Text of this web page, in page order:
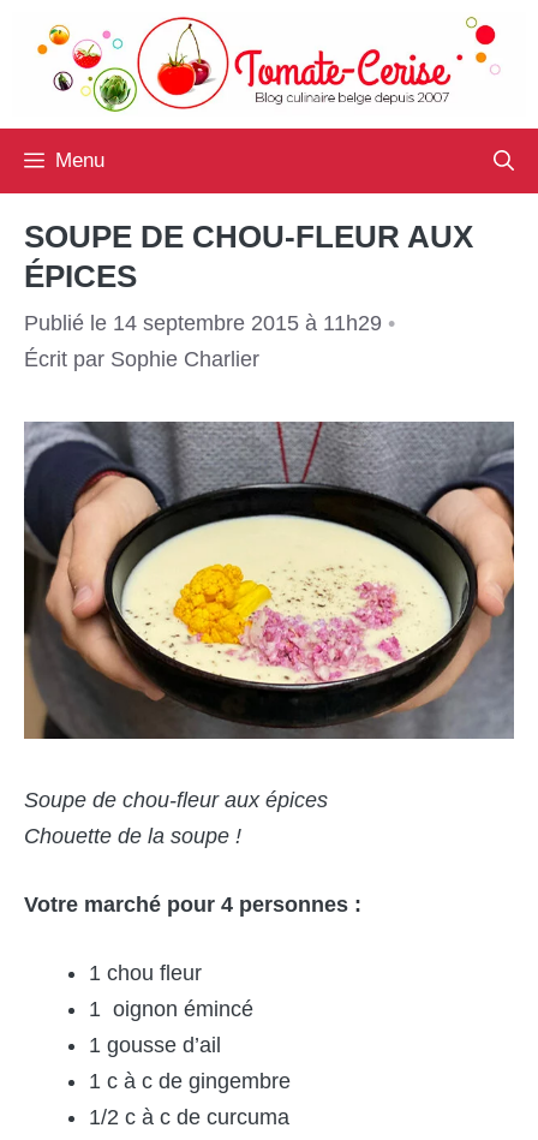
contenu
Menu
SOUPE DE CHOU-FLEUR AUX
ÉPICES
Publié le 14 septembre 2015 à 11h29 •
Écrit par Sophie Charlier
Soupe de chou-fleur aux épices
Chouette de la soupe !
Votre marché pour 4 personnes :
1 chou fleur
1 oignon émincé
1 gousse d’ail
1 c à c de gingembre
1/2 c à c de curcuma